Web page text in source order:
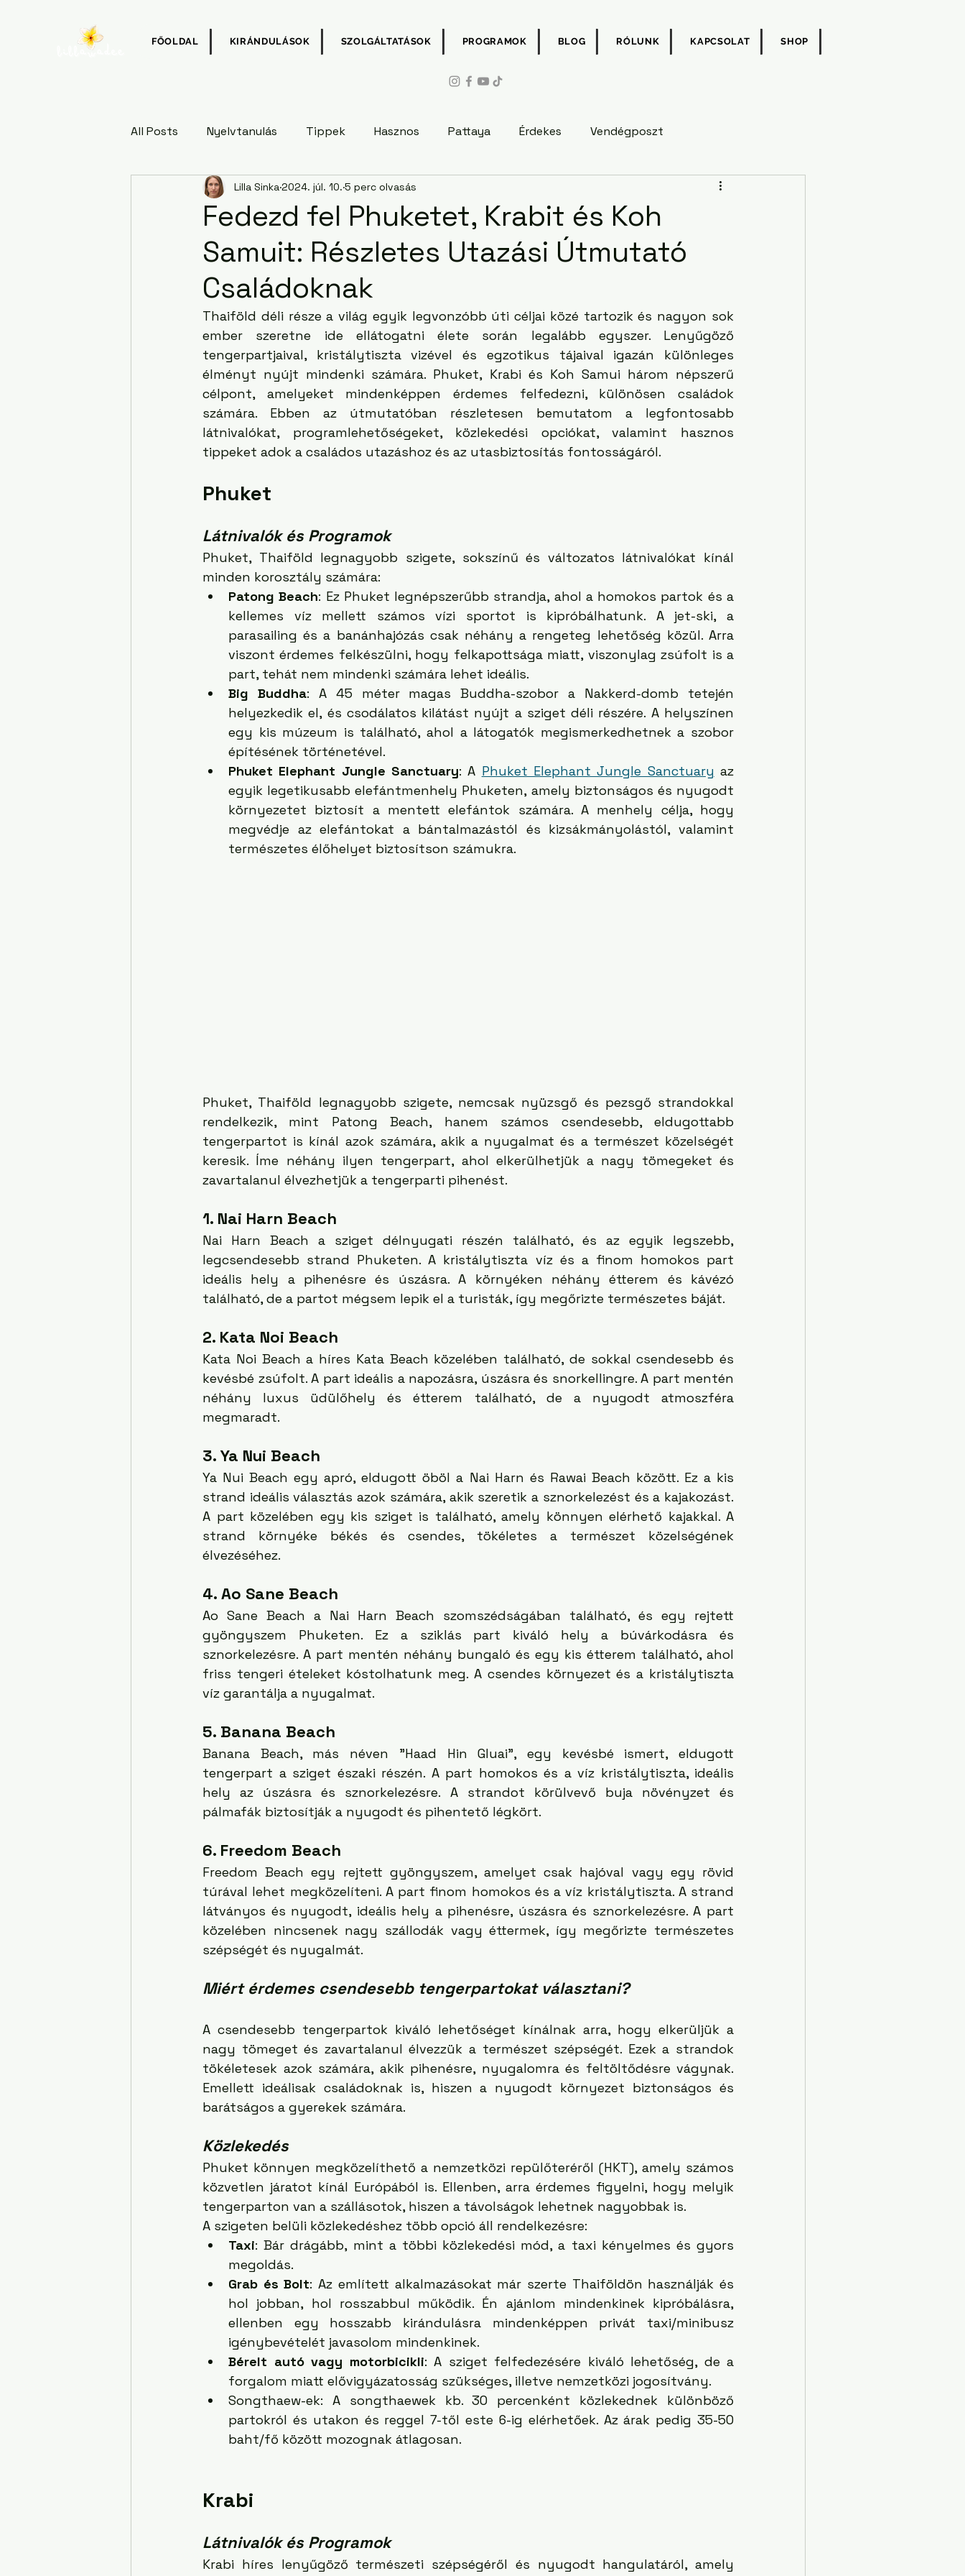
FŐOLDAL KIRÁNDULÁSOK SZOLGÁLTATÁSOK PROGRAMOK BLOG RÓLUNK KAPCSOLAT SHOP
All Posts Nyelvtanulás Tippek Hasznos Pattaya Érdekes Vendégposzt
Fedezd fel Phuketet, Krabit és Koh
Samuit: Részletes Utazási Útmutató
Családoknak
Lilla Sinka 2024. júl. 10. 5 perc olvasás
Thaiföld déli része a világ egyik legvonzóbb úti céljai közé tartozik és nagyon sok
ember szeretne ide ellátogatni élete során legalább egyszer. Lenyűgöző
tengerpartjaival, kristálytiszta vizével és egzotikus tájaival igazán különleges
élményt nyújt mindenki számára. Phuket, Krabi és Koh Samui három népszerű
célpont, amelyeket mindenképpen érdemes felfedezni, különösen családok
számára. Ebben az útmutatóban részletesen bemutatom a legfontosabb
látnivalókat, programlehetőségeket, közlekedési opciókat, valamint hasznos
tippeket adok a családos utazáshoz és az utasbiztosítás fontosságáról.
Phuket
Látnivalók és Programok
Phuket, Thaiföld legnagyobb szigete, sokszínű és változatos látnivalókat kínál
minden korosztály számára:
Patong Beach: Ez Phuket legnépszerűbb strandja, ahol a homokos partok és a
kellemes víz mellett számos vízi sportot is kipróbálhatunk. A jet-ski, a
parasailing és a banánhajózás csak néhány a rengeteg lehetőség közül. Arra
viszont érdemes felkészülni, hogy felkapottsága miatt, viszonylag zsúfolt is a
part, tehát nem mindenki számára lehet ideális.
Big Buddha: A 45 méter magas Buddha-szobor a Nakkerd-domb tetején
helyezkedik el, és csodálatos kilátást nyújt a sziget déli részére. A helyszínen
egy kis múzeum is található, ahol a látogatók megismerkedhetnek a szobor
építésének történetével.
Phuket Elephant Jungle Sanctuary: A Phuket Elephant Jungle Sanctuary az
egyik legetikusabb elefántmenhely Phuketen, amely biztonságos és nyugodt
környezetet biztosít a mentett elefántok számára. A menhely célja, hogy
megvédje az elefántokat a bántalmazástól és kizsákmányolástól, valamint
természetes élőhelyet biztosítson számukra.
Phuket, Thaiföld legnagyobb szigete, nemcsak nyüzsgő és pezsgő strandokkal
rendelkezik, mint Patong Beach, hanem számos csendesebb, eldugottabb
tengerpartot is kínál azok számára, akik a nyugalmat és a természet közelségét
keresik. Íme néhány ilyen tengerpart, ahol elkerülhetjük a nagy tömegeket és
zavartalanul élvezhetjük a tengerparti pihenést.
1. Nai Harn Beach
Nai Harn Beach a sziget délnyugati részén található, és az egyik legszebb,
legcsendesebb strand Phuketen. A kristálytiszta víz és a finom homokos part
ideális hely a pihenésre és úszásra. A környéken néhány étterem és kávézó
található, de a partot mégsem lepik el a turisták, így megőrizte természetes báját.
2. Kata Noi Beach
Kata Noi Beach a híres Kata Beach közelében található, de sokkal csendesebb és
kevésbé zsúfolt. A part ideális a napozásra, úszásra és snorkellingre. A part mentén
néhány luxus üdülőhely és étterem található, de a nyugodt atmoszféra
megmaradt.
3. Ya Nui Beach
Ya Nui Beach egy apró, eldugott öböl a Nai Harn és Rawai Beach között. Ez a kis
strand ideális választás azok számára, akik szeretik a sznorkelezést és a kajakozást.
A part közelében egy kis sziget is található, amely könnyen elérhető kajakkal. A
strand környéke békés és csendes, tökéletes a természet közelségének
élvezéséhez.
4. Ao Sane Beach
Ao Sane Beach a Nai Harn Beach szomszédságában található, és egy rejtett
gyöngyszem Phuketen. Ez a sziklás part kiváló hely a búvárkodásra és
sznorkelezésre. A part mentén néhány bungaló és egy kis étterem található, ahol
friss tengeri ételeket kóstolhatunk meg. A csendes környezet és a kristálytiszta
víz garantálja a nyugalmat.
5. Banana Beach
Banana Beach, más néven "Haad Hin Gluai", egy kevésbé ismert, eldugott
tengerpart a sziget északi részén. A part homokos és a víz kristálytiszta, ideális
hely az úszásra és sznorkelezésre. A strandot körülvevő buja növényzet és
pálmafák biztosítják a nyugodt és pihentető légkört.
6. Freedom Beach
Freedom Beach egy rejtett gyöngyszem, amelyet csak hajóval vagy egy rövid
túrával lehet megközelíteni. A part finom homokos és a víz kristálytiszta. A strand
látványos és nyugodt, ideális hely a pihenésre, úszásra és sznorkelezésre. A part
közelében nincsenek nagy szállodák vagy éttermek, így megőrizte természetes
szépségét és nyugalmát.
Miért érdemes csendesebb tengerpartokat választani?
A csendesebb tengerpartok kiváló lehetőséget kínálnak arra, hogy elkerüljük a
nagy tömeget és zavartalanul élvezzük a természet szépségét. Ezek a strandok
tökéletesek azok számára, akik pihenésre, nyugalomra és feltöltődésre vágynak.
Emellett ideálisak családoknak is, hiszen a nyugodt környezet biztonságos és
barátságos a gyerekek számára.
Közlekedés
Phuket könnyen megközelíthető a nemzetközi repülőteréről (HKT), amely számos
közvetlen járatot kínál Európából is. Ellenben, arra érdemes figyelni, hogy melyik
tengerparton van a szállásotok, hiszen a távolságok lehetnek nagyobbak is.
A szigeten belüli közlekedéshez több opció áll rendelkezésre:
Taxi: Bár drágább, mint a többi közlekedési mód, a taxi kényelmes és gyors
megoldás.
Grab és Bolt: Az említett alkalmazásokat már szerte Thaiföldön használják és
hol jobban, hol rosszabbul működik. Én ajánlom mindenkinek kipróbálásra,
ellenben egy hosszabb kirándulásra mindenképpen privát taxi/minibusz
igénybevételét javasolom mindenkinek.
Bérelt autó vagy motorbicikli: A sziget felfedezésére kiváló lehetőség, de a
forgalom miatt elővigyázatosság szükséges, illetve nemzetközi jogosítvány.
Songthaew-ek: A songthaewek kb. 30 percenként közlekednek különböző
partokról és utakon és reggel 7-től este 6-ig elérhetőek. Az árak pedig 35-50
baht/fő között mozognak átlagosan.
Krabi
Látnivalók és Programok
Krabi híres lenyűgöző természeti szépségéről és nyugodt hangulatáról, amely